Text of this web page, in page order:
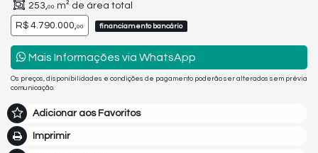
253,00 m² de área total
R$ 4.790.000,00 financiamento bancário
Mais Informações via WhatsApp
Os preços, disponibilidades e condições de pagamento poderão ser alterados sem prévia
comunicação.
Adicionar aos Favoritos
Imprimir